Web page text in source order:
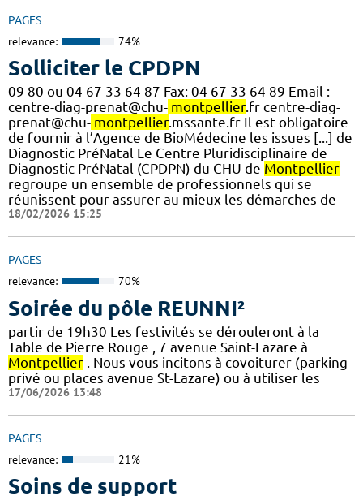
PAGES
relevance: 74%
Solliciter le CPDPN
09 80 ou 04 67 33 64 87 Fax: 04 67 33 64 89 Email :
centre-diag-prenat@chu- montpellier.fr centre-diag-
prenat@chu- montpellier.mssante.fr Il est obligatoire
de fournir à l’Agence de BioMédecine les issues [...] de
Diagnostic PréNatal Le Centre Pluridisciplinaire de
Diagnostic PréNatal (CPDPN) du CHU de Montpellier
regroupe un ensemble de professionnels qui se
réunissent pour assurer au mieux les démarches de
18/02/2026 15:25
PAGES
relevance: 70%
Soirée du pôle REUNNI²
partir de 19h30 Les festivités se dérouleront à la
Table de Pierre Rouge , 7 avenue Saint-Lazare à
Montpellier . Nous vous incitons à covoiturer (parking
privé ou places avenue St-Lazare) ou à utiliser les
17/06/2026 13:48
PAGES
relevance: 21%
Soins de support